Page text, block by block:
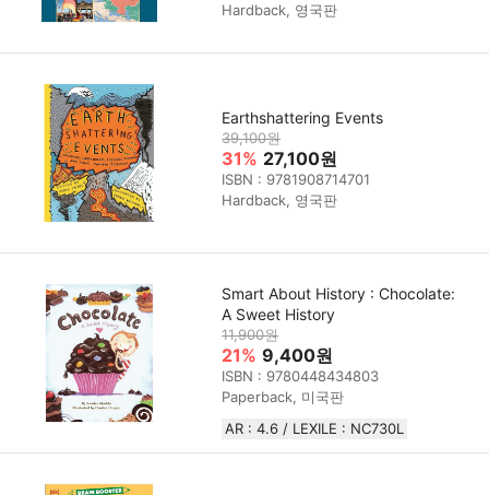
Hardback, 영국판
Earthshattering Events
39,100원
31% 27,100원
ISBN : 9781908714701
Hardback, 영국판
Smart About History : Chocolate:
A Sweet History
11,900원
21% 9,400원
ISBN : 9780448434803
Paperback, 미국판
AR : 4.6 / LEXILE : NC730L